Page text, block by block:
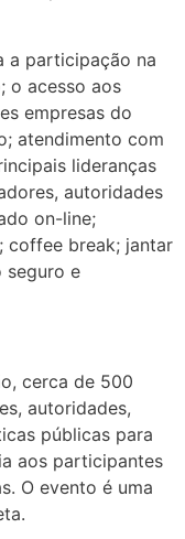
a participação na
o acesso aos
empresas do
atendimento com
lideranças
autoridades
on-line;
coffee break; jantar
seguro e
cerca de 500
autoridades,
públicas para
aos participantes
O evento é uma